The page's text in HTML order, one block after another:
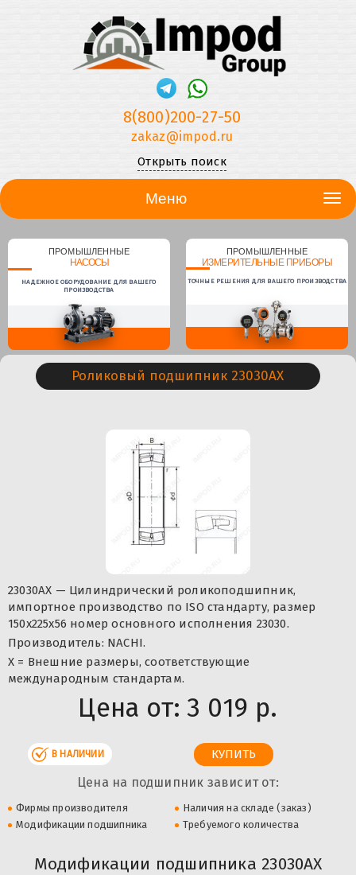
8(800)200-27-50
zakaz@impod.ru
Открыть поиск
Меню
ПРОМЫШЛЕННЫЕ
НАСОСЫ
НАДЕЖНОЕ ОБОРУДОВАНИЕ ДЛЯ ВАШЕГО
ПРОИЗВОДСТВА
ПРОМЫШЛЕННЫЕ
ИЗМЕРИТЕЛЬНЫЕ ПРИБОРЫ
ТОЧНЫЕ РЕШЕНИЯ ДЛЯ ВАШЕГО ПРОИЗВОДСТВА
Роликовый подшипник 23030AX
23030AX — Цилиндрический роликоподшипник,
импортное производство по ISO стандарту, размер
150x225x56 номер основного исполнения 23030.
Производитель: NACHI.
X = Внешние размеры, соответствующие
международным стандартам.
Цена от: 3 019 р.
В НАЛИЧИИ
Цена на подшипник зависит от:
Фирмы производителя
Наличия на складе (заказ)
Модификации подшипника
Требуемого количества
Модификации подшипника 23030AX